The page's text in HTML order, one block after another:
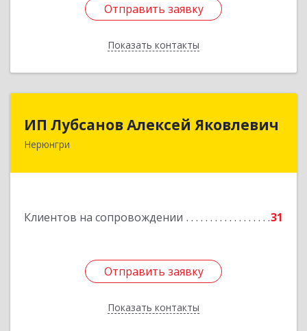
Отправить заявку
Показать контакты
Отправить заявку
Назад
ИП Лубсанов Алексей Яковлевич
Нерюнгри
Клиентов на сопровождении 31
Отправить заявку
Показать контакты
ИП Лубсанов Алексей Яковлевич
675002, Амурская область, г. Благовещенск, ул.
Отправить заявку
Назад